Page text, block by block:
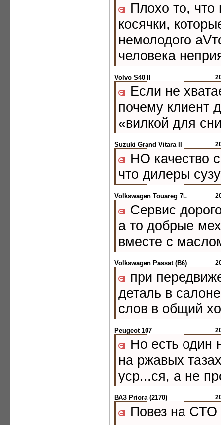
Плохо то, что
косячки,
немолодого
человека
Volvo S40 II
Если не
почему клиент
«вилкой для
Suzuki Grand Vitara II
НО качество
что дилеры
Volkswagen Touareg 7L
Сервис
а то добрые
вместе с
Volkswagen Passat (B6)_
при
деталь в
слов в общий
Peugeot 107
Но есть один
на ржавых
уср...ся, а не
ВАЗ Priora (2170)
Повез на СТО